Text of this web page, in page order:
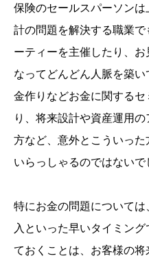
保険のセールスパーソン
計の問題を解決する職業
ーティーを主催したり、
なってどんどん人脈を築
金作りなどお金に関する
り、将来設計や資産運用
方など、意外とこういっ
いらっしゃるのではないで
特にお金の問題について
入といった早いタイミン
ておくことは、お客様の